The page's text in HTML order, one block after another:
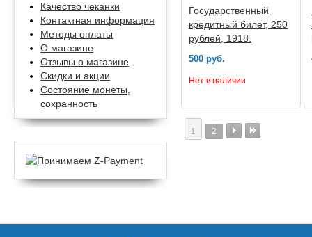
Качество чеканки
Контактная информация
Методы оплаты
О магазине
Отзывы о магазине
Скидки и акции
Состояние монеты,
сохранность
Государственный
кредитный билет, 250
рублей, 1918.
500 руб.
Нет в наличии
1 2